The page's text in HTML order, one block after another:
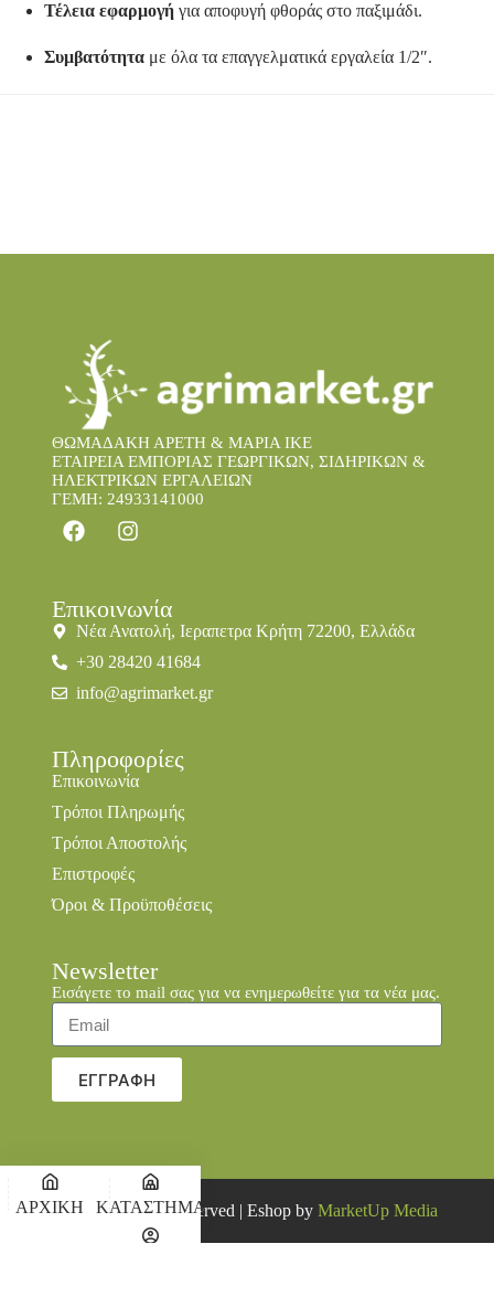
Τέλεια εφαρμογή για αποφυγή φθοράς στο παξιμάδι.
Συμβατότητα με όλα τα επαγγελματικά εργαλεία 1/2″.
ΘΩΜΑΔΑΚΗ ΑΡΕΤΗ & ΜΑΡΙΑ IKE
ΕΤΑΙΡΕΙΑ ΕΜΠΟΡΙΑΣ ΓΕΩΡΓΙΚΩΝ, ΣΙΔΗΡΙΚΩΝ &
ΗΛΕΚΤΡΙΚΩΝ ΕΡΓΑΛΕΙΩΝ
ΓΕΜΗ: 24933141000
Επικοινωνία
Νέα Ανατολή, Ιεραπετρα Κρήτη 72200, Ελλάδα
+30 28420 41684
info@agrimarket.gr
Πληροφορίες
Επικοινωνία
Τρόποι Πληρωμής
Τρόποι Αποστολής
Επιστροφές
Όροι & Προϋποθέσεις
Newsletter
Εισάγετε το mail σας για να ενημερωθείτε για τα νέα μας.
ΕΓΓΡΑΦΗ
© 2026 all rights reserved | Eshop byMarketUp Media
ΑΡΧΙΚΗ ΚΑΤΑΣΤΗΜΑ